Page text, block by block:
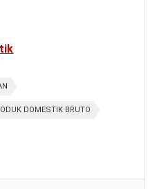
DOMESTIK BRUTO